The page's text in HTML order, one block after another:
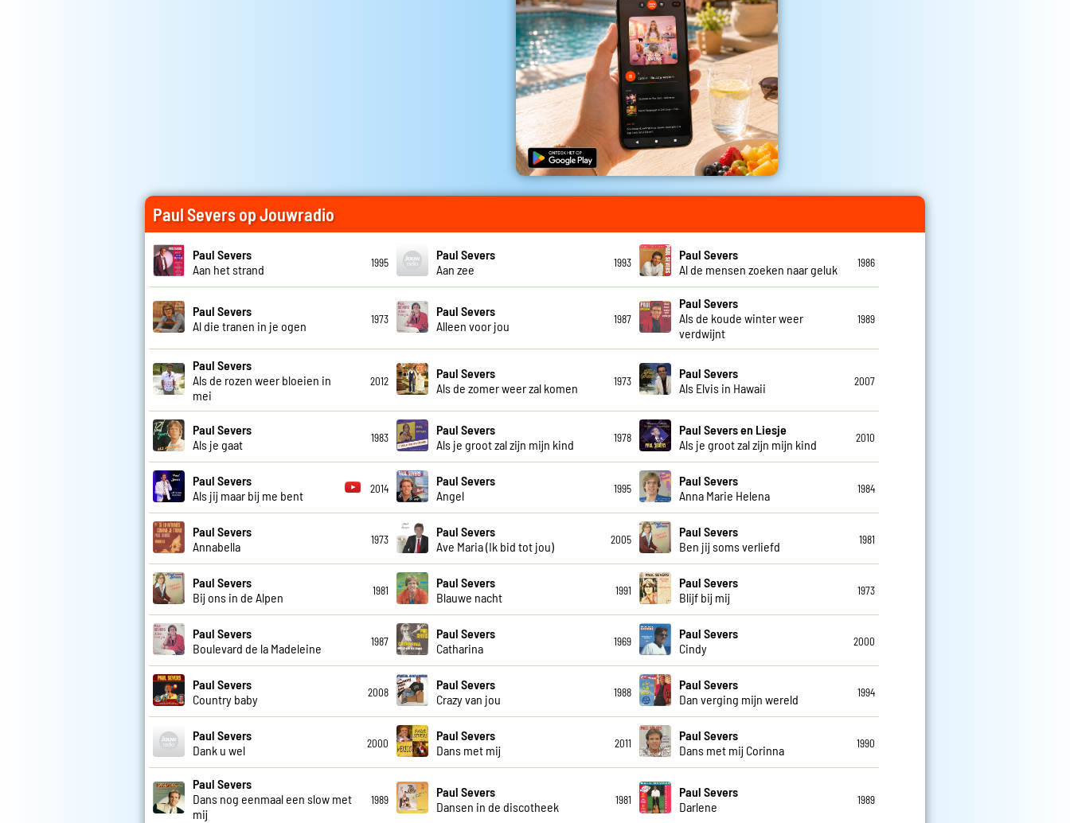
Paul Severs op Jouwradio
Paul Severs
Aan het strand
1995
Paul Severs
Aan zee
1993
Paul Severs
Al de mensen zoeken naar geluk
1986
Paul Severs
Al die tranen in je ogen
1973
Paul Severs
Alleen voor jou
1987
Paul Severs
Als de koude winter weer
verdwijnt
1989
Paul Severs
Als de rozen weer bloeien in
mei
2012
Paul Severs
Als de zomer weer zal komen
1973
Paul Severs
Als Elvis in Hawaii
2007
Paul Severs
Als je gaat
1983
Paul Severs
Als je groot zal zijn mijn kind
1978
Paul Severs en Liesje
Als je groot zal zijn mijn kind
2010
Paul Severs
Als jij maar bij me bent
2014
Paul Severs
Angel
1995
Paul Severs
Anna Marie Helena
1984
Paul Severs
Annabella
1973
Paul Severs
Ave Maria (Ik bid tot jou)
2005
Paul Severs
Ben jij soms verliefd
1981
Paul Severs
Bij ons in de Alpen
1981
Paul Severs
Blauwe nacht
1991
Paul Severs
Blijf bij mij
1973
Paul Severs
Boulevard de la Madeleine
1987
Paul Severs
Catharina
1969
Paul Severs
Cindy
2000
Paul Severs
Country baby
2008
Paul Severs
Crazy van jou
1988
Paul Severs
Dan verging mijn wereld
1994
Paul Severs
Dank u wel
2000
Paul Severs
Dans met mij
2011
Paul Severs
Dans met mij Corinna
1990
Paul Severs
Dans nog eenmaal een slow met
mij
1989
Paul Severs
Dansen in de discotheek
1981
Paul Severs
Darlene
1989